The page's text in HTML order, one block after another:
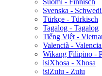
Suomi - Finnisch
Svenska -
Türkçe - Türkisch
Tagalog - Tagalog
Tiếng Việt -
Valencià -
Wikang Filipino -
isiXhosa - Xhosa
isiZulu - Zulu